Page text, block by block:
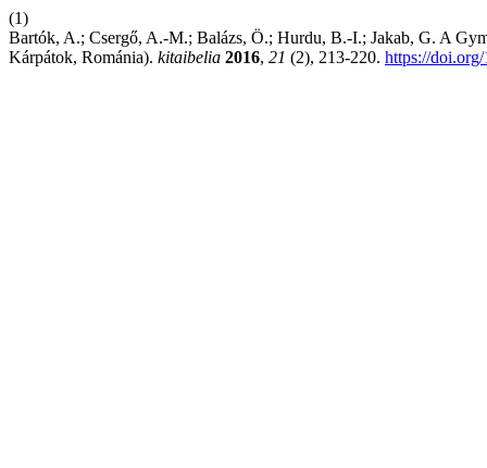
(1)
Bartók, A.; Csergő, A.-M.; Balázs, Ö.; Hurdu, B.-I.; Jakab, G. A
Kárpátok, Románia). kitaibelia 2016, 21 (2), 213-220. https://